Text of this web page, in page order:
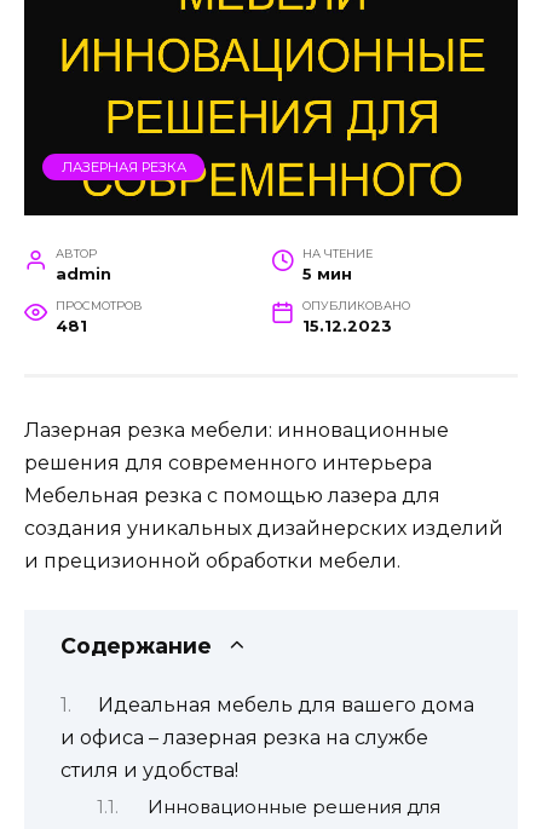
ЛАЗЕРНАЯ РЕЗКА
АВТОР
admin
НА ЧТЕНИЕ
5 мин
ПРОСМОТРОВ
481
ОПУБЛИКОВАНО
15.12.2023
Лазерная резка мебели: инновационные
решения для современного интерьера
Мебельная резка с помощью лазера для
создания уникальных дизайнерских изделий
и прецизионной обработки мебели.
Содержание
Идеальная мебель для вашего дома
и офиса – лазерная резка на службе
стиля и удобства!
Инновационные решения для